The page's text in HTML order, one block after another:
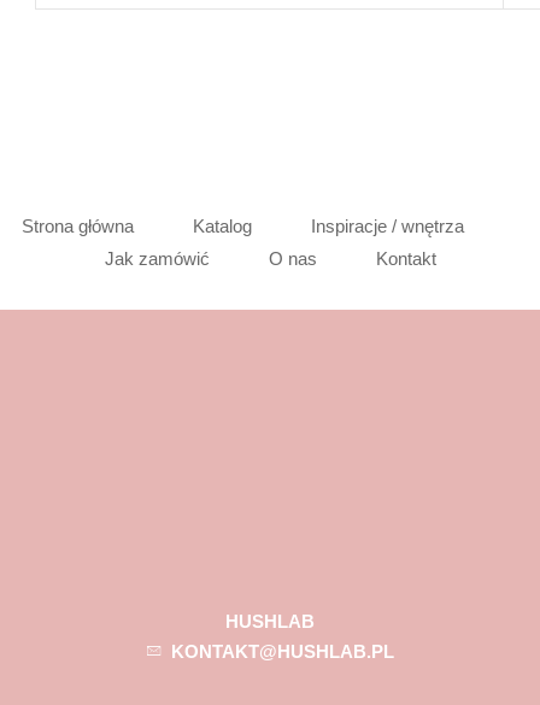
Strona główna Katalog
Inspiracje / wnętrza
Jak zamówić
O nas Kontakt
HUSHLAB
KONTAKT@HUSHLAB.PL